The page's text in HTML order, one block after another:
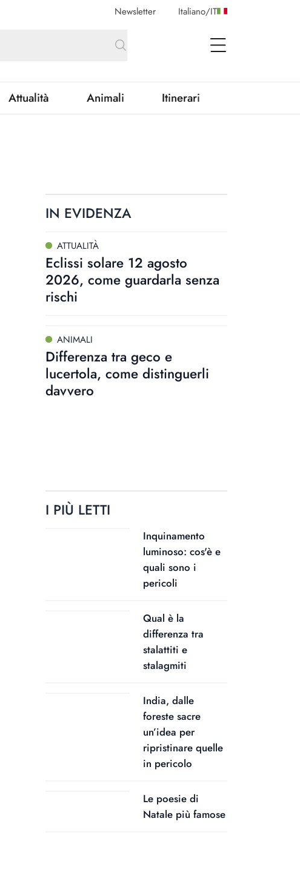
Newsletter Italiano/IT
open Menu
Attualità Animali Itinerari
IN EVIDENZA
ATTUALITÀ
Eclissi solare 12 agosto
2026, come guardarla senza
rischi
ANIMALI
Differenza tra geco e
lucertola, come distinguerli
davvero
I PIÙ LETTI
Inquinamento
luminoso: cos'è e
quali sono i
pericoli
Qual è la
differenza tra
stalattiti e
stalagmiti
India, dalle
foreste sacre
un’idea per
ripristinare quelle
in pericolo
Le poesie di
Natale più famose